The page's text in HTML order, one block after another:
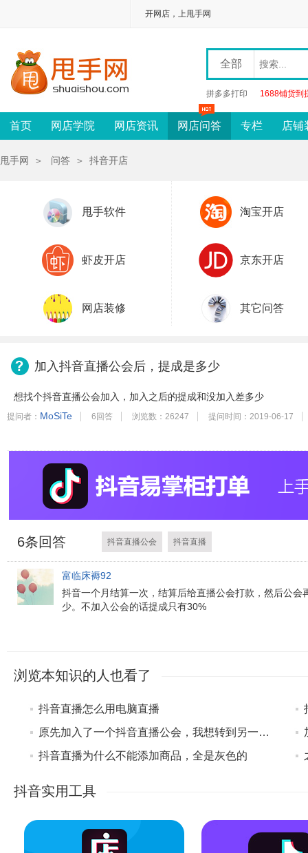
开网店，上甩手网
全部
拼多多打印 1688铺货到
首页 网店学院 网店资讯 网店问答 专栏 店铺
甩手网 ＞ 问答 ＞ 抖音开店
甩手软件 淘宝开店
虾皮开店 京东开店
网店装修 其它问答
加入抖音直播公会后，提成是多少
想找个抖音直播公会加入，加入之后的提成和没加入差多少
提问者： MoSiTe 6回答 浏览数：26247 提问时间：2019-06-17
6条回答 抖音直播公会 抖音直播
富临床褥92
抖音一个月结算一次，结算后给直播公会打款，然后公
少。不加入公会的话提成只有30%
浏览本知识的人也看了
抖音直播怎么用电脑直播
原先加入了一个抖音直播公会，我想转到另一个公会可以吗？
抖音直播为什么不能添加商品，全是灰色的
抖音实用工具